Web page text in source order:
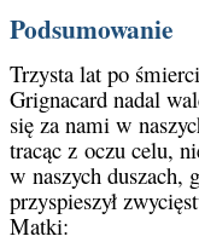
Podsumowanie
Trzysta lat po
Grignacard nadal
się za nami w
tracąc z oczu celu,
w naszych duszach,
przyspieszył
Matki: